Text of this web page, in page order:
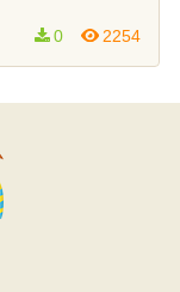
2254
0